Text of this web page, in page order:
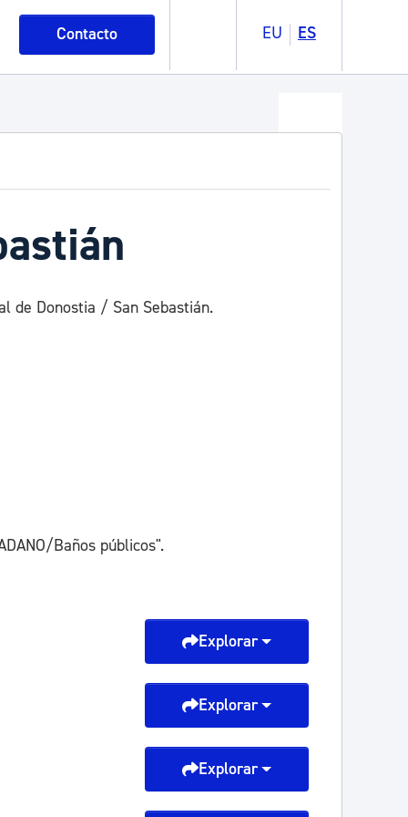
Contacto
EU ES
de Donostia / San Sebastián.
Baños públicos".
Explorar
Explorar
Explorar